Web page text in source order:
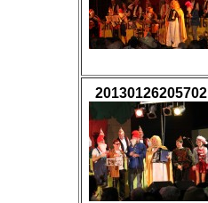
20130126205702